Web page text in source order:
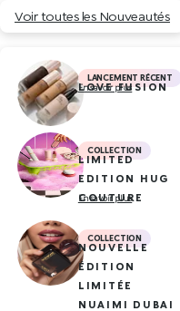
Voir toutes les Nouveautés
LANCEMENT RÉCENT
LOVE FUSION
En savoir plus
COLLECTION
LIMITED
EDITION HUG
COUTURE
En savoir plus
COLLECTION
NOUVELLE
ÉDITION
LIMITÉE
NUAIMI DUBAI